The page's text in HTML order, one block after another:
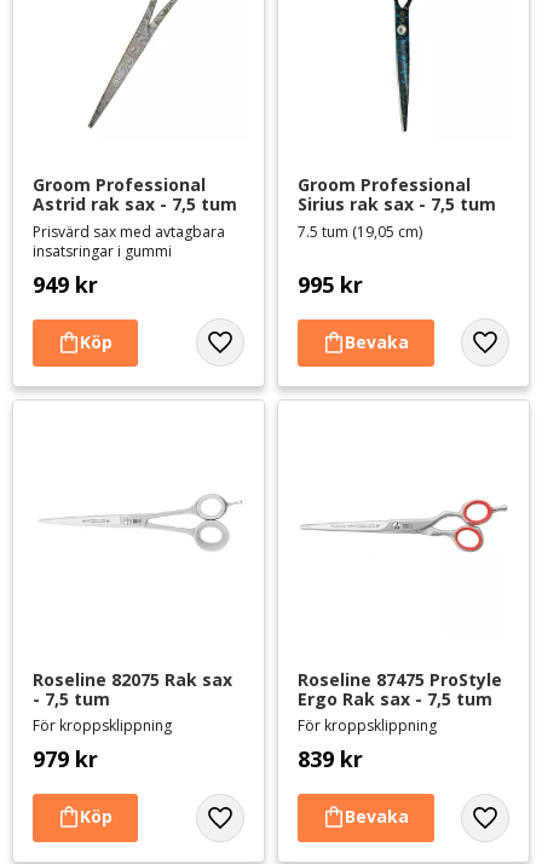
Groom Professional
Astrid rak sax - 7,5 tum
Prisvärd sax med avtagbara
insatsringar i gummi
949 kr
Lägg till i favoriter
Groom Professional
Sirius rak sax - 7,5 tum
7.5 tum (19,05 cm)
995 kr
Lägg
Roseline 82075 Rak sax
- 7,5 tum
För kroppsklippning
979 kr
Lägg till i favoriter
Roseline 87475 ProStyle
Ergo Rak sax - 7,5 tum
För kroppsklippning
839 kr
Lägg